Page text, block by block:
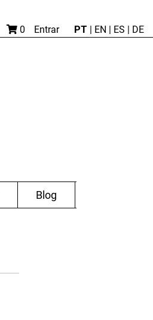
0 Entrar PT | EN | ES | DE
Blog